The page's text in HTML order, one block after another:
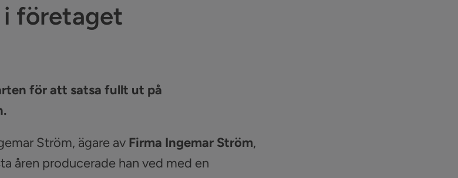
i företaget
för att satsa fullt ut på
Ström, ägare av Firma Ingemar Ström,
åren producerade han ved med en